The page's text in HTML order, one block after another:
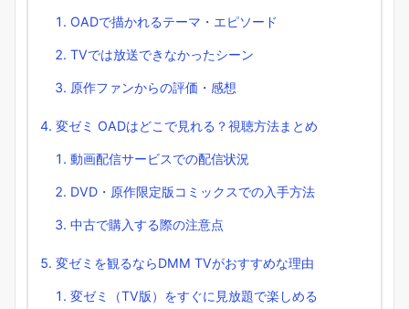
OADで描かれるテーマ・エピソード
TVでは放送できなかったシーン
原作ファンからの評価・感想
変ゼミ OADはどこで見れる？視聴方法まとめ
動画配信サービスでの配信状況
DVD・原作限定版コミックスでの入手方法
中古で購入する際の注意点
変ゼミを観るならDMM TVがおすすめな理由
変ゼミ（TV版）をすぐに見放題で楽しめる